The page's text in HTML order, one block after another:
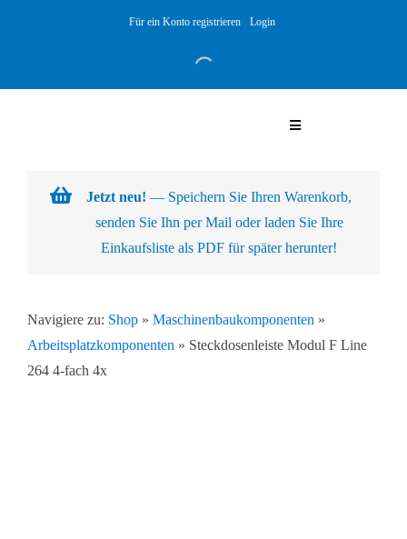
Für ein Konto registrieren Login
Toggle
Kundenlösungen
Jetzt neu! — Speichern Sie Ihren Warenkorb,
senden Sie Ihn per Mail oder laden Sie Ihre
Einkaufsliste als PDF für später herunter!
Navigiere zu: Shop» Maschinenbaukomponenten »
Arbeitsplatzkomponenten » Steckdosenleiste Modul F Line
264 4-fach 4x